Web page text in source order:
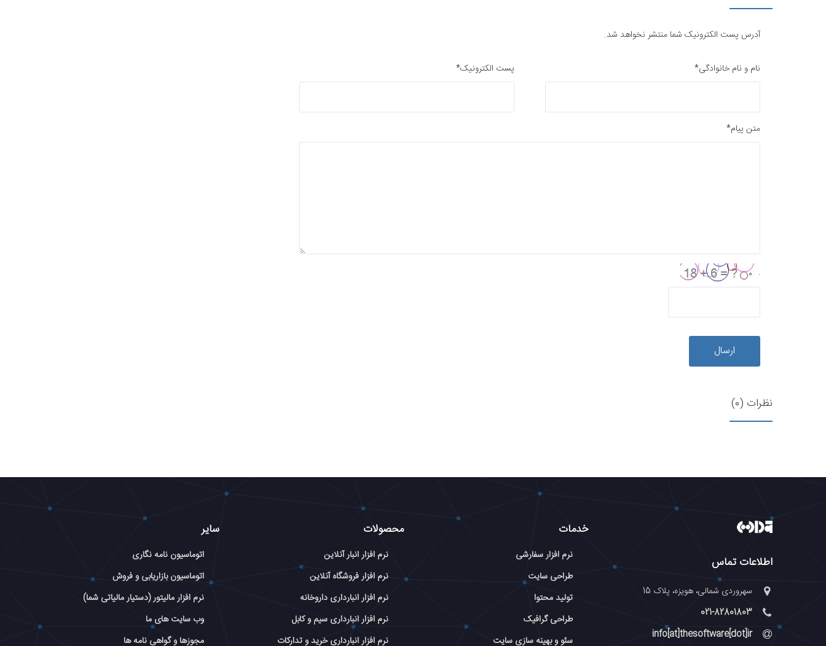
آدرس پست الکترونیک شما منتشر نخواهد شد.
نام و نام خانوادگی* پست الکترونیک*
متن پیام*
ارسال
نظرات (0)
اطلاعات تماس
سهروردی شمالی، هویزه، پلاک 15
021-82801803
info[at]thesoftware[dot]ir
خدمات
نرم افزار سفارشی
طراحی سایت
تولید محتوا
طراحی گرافیک
سئو و بهینه سازی سایت
محصولات
نرم افزار انبار آنلاین
نرم افزار فروشگاه آنلاین
نرم افزار انبارداری داروخانه
نرم افزار انبارداری سیم و کابل
نرم افزار انبارداری خرید و تدارکات
سایر
اتوماسیون نامه نگاری
اتوماسیون بازاریابی و فروش
نرم افزار مالیتور (دستیار مالیاتی شما)
وب سایت های ما
مجوزها و گواهی نامه ها